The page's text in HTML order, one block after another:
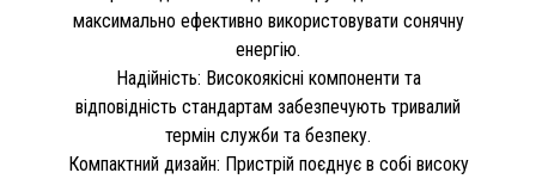
максимально ефективно використовувати сонячну
енергію.
Надійність: Високоякісні компоненти та
відповідність стандартам забезпечують тривалий
термін служби та безпеку.
Компактний дизайн: Пристрій поєднує в собі високу